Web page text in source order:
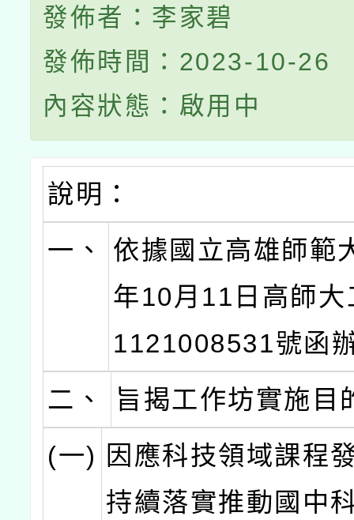
發佈者：李家碧
發佈時間：2023-10-26
內容狀態：啟用中
說明：
一、
依據國立高雄師範
年10月11日高師大
1121008531號函
二、
旨揭工作坊實施目
(一) 因應科技領域課程
持續落實推動國中